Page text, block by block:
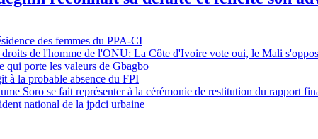
des femmes du PPA-CI
de l'homme de l'ONU: La Côte d'Ivoire vote oui, le Mali
qui porte les valeurs de Gbagbo
à la probable absence du FPI
Soro se fait représenter à la cérémonie de restitution du rapport
national de la jpdci urbaine